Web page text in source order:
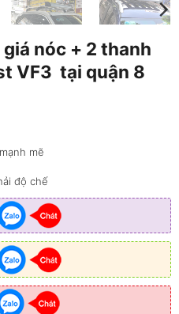
nóc + 2 thanh
VF3 tại quận 8
mẽ
độ chế
hàng hóa
tải tốt
không gỉ